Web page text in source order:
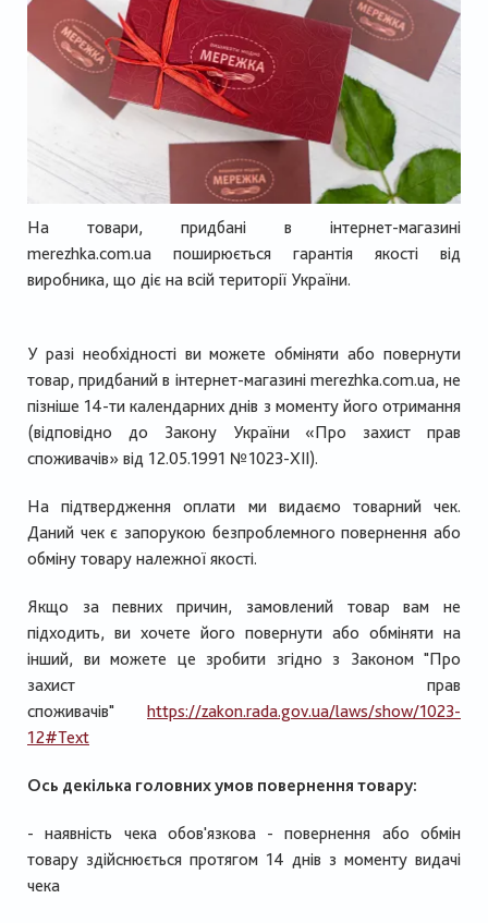
На товари, придбані в інтернет-магазині
merezhka.com.ua
поширюється гарантія якості від
виробника, що діє на всій території України.
У разі необхідності ви можете обміняти або повернути
товар, придбаний в інтернет-магазині merezhka.com.ua, не
пізніше 14-ти календарних днів з моменту його отримання
(відповідно до Закону України «Про захист прав
споживачів» від 12.05.1991 №1023-XII).
На підтвердження оплати ми видаємо товарний чек.
Даний чек є запорукою безпроблемного повернення або
обміну товару належної якості.
Якщо за певних причин, замовлений товар вам не
підходить, ви хочете його повернути або обміняти на
інший, ви можете це зробити згідно з Законом "Про
захист прав
споживачів" https://zakon.rada.gov.ua/laws/show/1023-
12#Text
Ось декілька головних умов повернення товару:
- наявність чека обов'язкова - повернення або обмін
товару здійснюється протягом 14 днів з моменту видачі
чека